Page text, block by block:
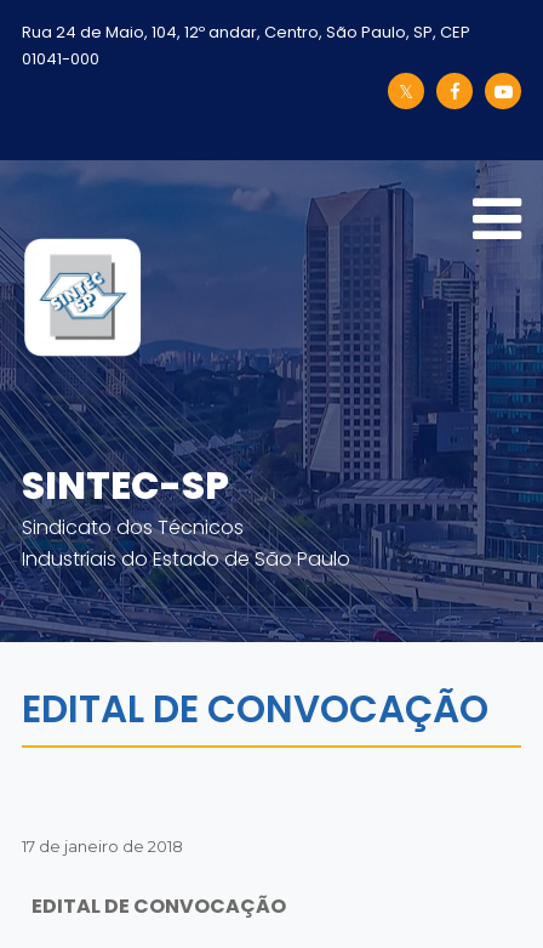
Rua 24 de Maio, 104, 12º andar, Centro, São Paulo, SP, CEP
01041-000
SINTEC-SP
Sindicato dos Técnicos
Industriais do Estado de São Paulo
EDITAL DE CONVOCAÇÃO
17 de janeiro de 2018
EDITAL DE CONVOCAÇÃO